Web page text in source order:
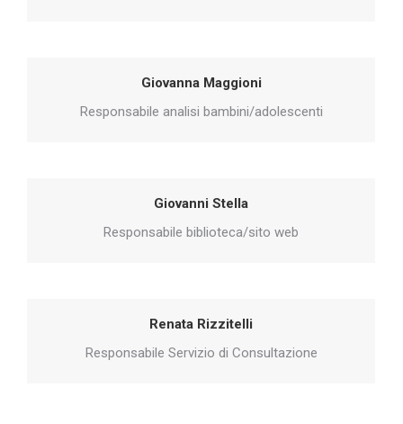
Giovanna Maggioni
Responsabile analisi bambini/adolescenti
Giovanni Stella
Responsabile biblioteca/sito web
Renata Rizzitelli
Responsabile Servizio di Consultazione